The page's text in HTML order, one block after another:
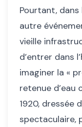
Pourtant, dans
autre
vieille
d’entrer dans
imaginer la «
retenue d’eau
1920, dressée
spectaculaire,